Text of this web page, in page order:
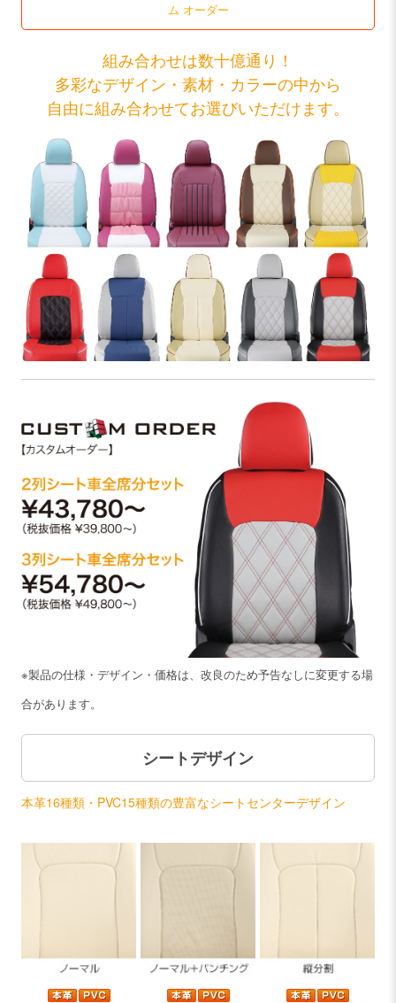
ム オーダー
組み合わせは数十億通り！
多彩なデザイン・素材・カラーの中から
自由に組み合わせてお選びいただけます。
※製品の仕様・デザイン・価格は、改良のため予告なしに変更する場
合があります。
シートデザイン
本革16種類・PVC15種類の豊富なシートセンターデザイン